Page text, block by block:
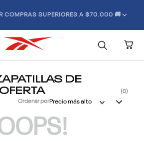
COMPRAS SUPERIORES A $70.000 🚚
DE
0
Ordenar porPrecio más alto